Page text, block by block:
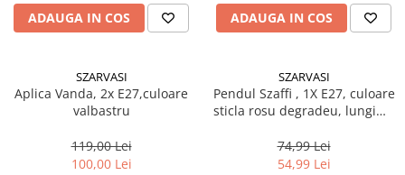
ADAUGA IN COS ADAUGA IN COS
SZARVASI
Aplica Vanda, 2x E27,culoare
valbastru
119,00 Lei
100,00 Lei
SZARVASI
Pendul Szaffi , 1X E27, culoare
sticla rosu degradeu, lungime
74,99 Lei
54,99 Lei